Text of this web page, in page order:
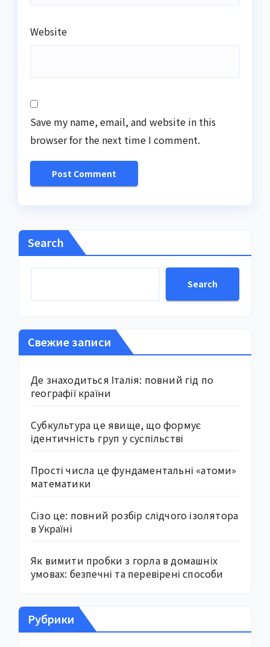
Website
Save my name, email, and website in this
browser for the next time I comment.
Search
Search
Свежие записи
Де знаходиться Італія: повний гід по
географії країни
Субкультура це явище, що формує
ідентичність груп у суспільстві
Прості числа це фундаментальні «атоми»
математики
Сізо це: повний розбір слідчого ізолятора
в Україні
Як вимити пробки з горла в домашніх
умовах: безпечні та перевірені способи
Рубрики